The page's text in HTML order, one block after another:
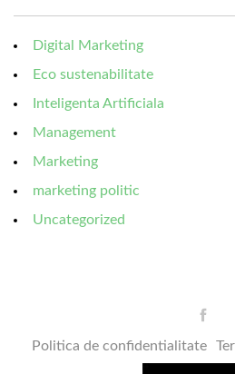
Digital Marketing
Eco sustenabilitate
Inteligenta Artificiala
Management
Marketing
marketing politic
Uncategorized
Politica de confidentialitate